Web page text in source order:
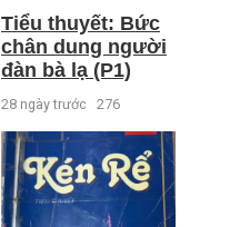
Tiểu thuyết: Bức
chân dung người
đàn bà lạ (P1)
28 ngày trước 276